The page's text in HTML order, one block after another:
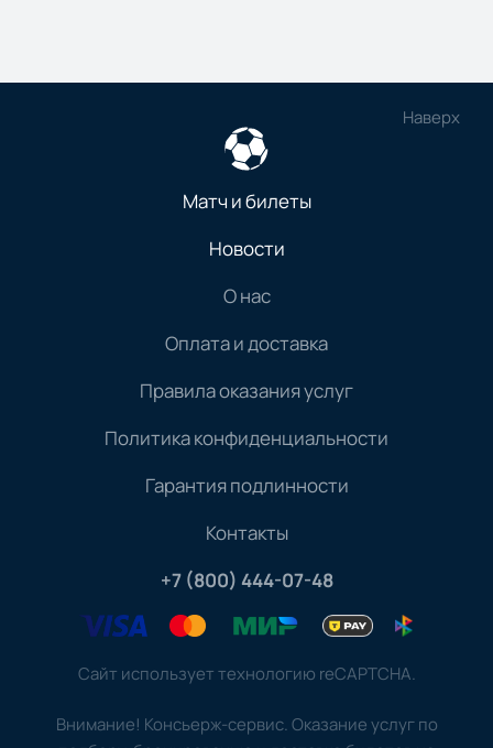
Наверх
Матч и билеты
Новости
О нас
Оплата и доставка
Правила оказания услуг
Политика конфиденциальности
Гарантия подлинности
Контакты
+7 (800) 444-07-48
Сайт использует технологию reCAPTCHA.
Внимание! Консьерж-сервис. Оказание услуг по